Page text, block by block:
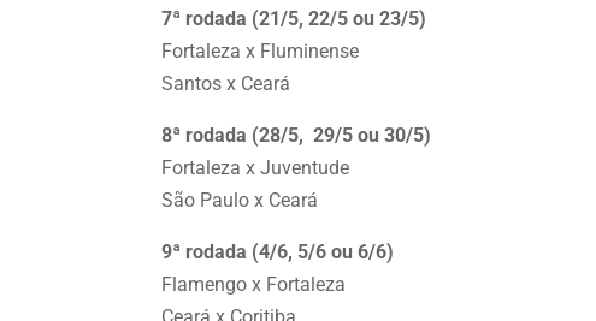
7ª rodada (21/5, 22/5 ou 23/5)
Fortaleza x Fluminense
Santos x Ceará
8ª rodada (28/5, 29/5 ou 30/5)
Fortaleza x Juventude
São Paulo x Ceará
9ª rodada (4/6, 5/6 ou 6/6)
Flamengo x Fortaleza